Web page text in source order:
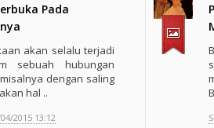
Pada
akan selalu terjadi
sebuah hubungan
dengan saling
hal ..
2015 13:12